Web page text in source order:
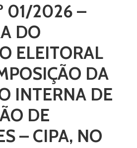
01/2026 –
DO
ELEITORAL
DA
INTERNA DE
DE
– CIPA, NO